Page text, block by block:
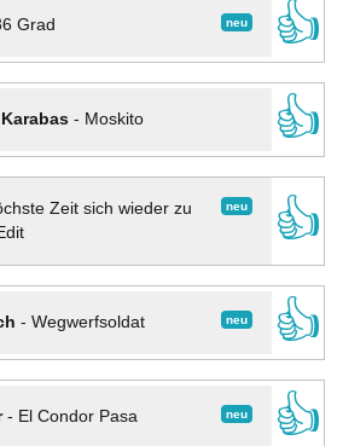
neu
Grad
👍
- Moskito
👍
neu
Zeit sich wieder zu
👍
neu
- Wegwerfsoldat
👍
neu
- El Condor Pasa
👍